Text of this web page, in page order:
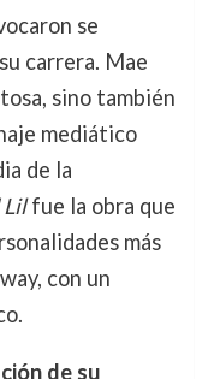
se
carrera. Mae
sino también
mediático
de la
fue la obra que
más
con un
de su